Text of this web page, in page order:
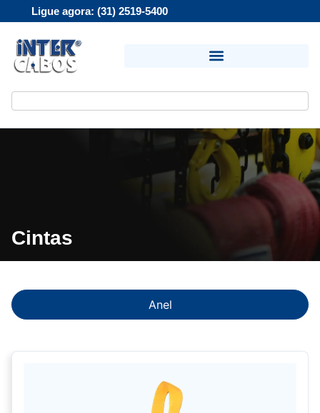
Ligue agora: (31) 2519-5400
Cintas
Anel